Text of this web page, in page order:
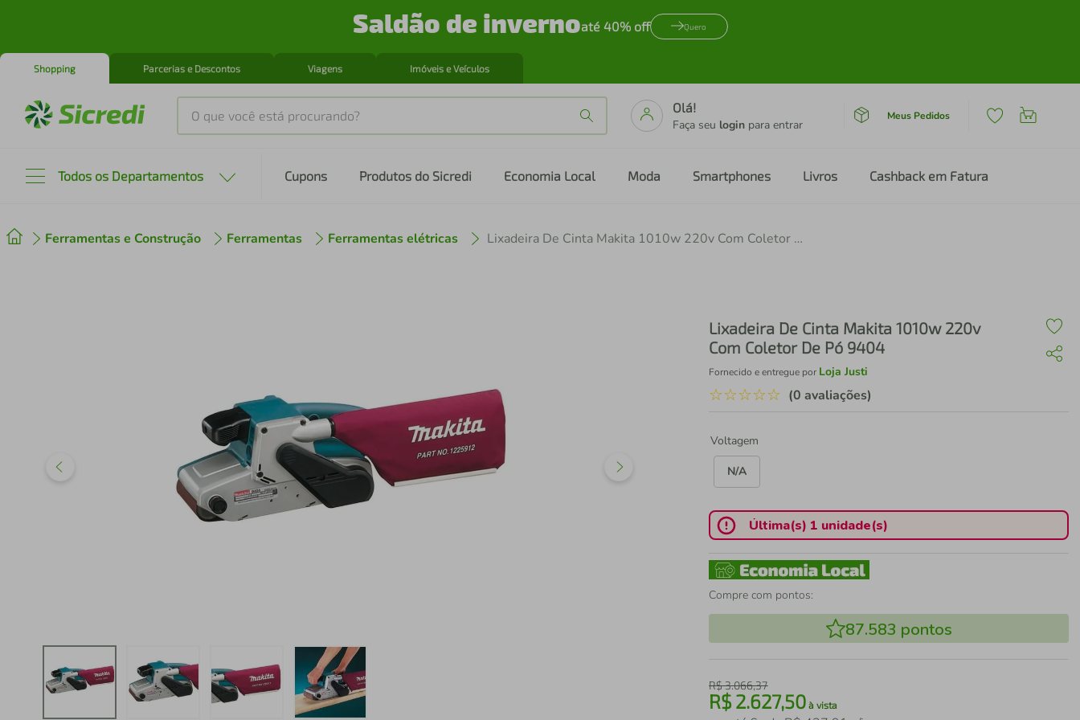
Saldão de invernoaté 40% off Quero
Shopping Parcerias e Descontos Viagens Imóveis e Veículos
O que você está procurando?
Olá!
Faça seu login para entrar
Meus Pedidos
Todos os Departamentos Cupons Produtos do Sicredi Economia Local Moda Smartphones Livros Cashback em Fatura
Ferramentas e Construção Ferramentas Ferramentas elétricas Lixadeira De Cinta Makita 1010w 220v Com Coletor De Pó 9404
Lixadeira De Cinta Makita 1010w 220v
Com Coletor De Pó 9404
Fornecido e entregue por Loja Justi
☆☆☆☆☆ (0 avaliações)
Voltagem
N/A
Última(s) 1 unidade(s)
Compre com pontos:
87.583 pontos
R$3.066,37
R$2.627,50 à vista
2º cafeteira